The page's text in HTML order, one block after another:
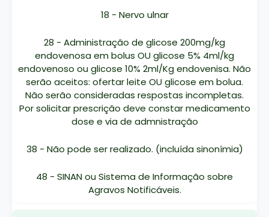
18 - Nervo ulnar
28 - Administração de glicose 200mg/kg
endovenosa em bolus OU glicose 5% 4ml/kg
endovenoso ou glicose 10% 2ml/Kg endovenisa. Não
serão aceitos: ofertar leite OU glicose em bolua.
Não serão consideradas respostas incompletas.
Por solicitar prescrição deve constar medicamento
dose e via de admnistração
38 - Não pode ser realizado. (incluída sinonímia)
48 - SINAN ou Sistema de Informação sobre
Agravos Notificáveis.